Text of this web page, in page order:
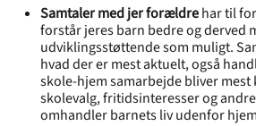
Samtaler med jer forældrehar til
forstår jeres barn bedre og derved
udviklingsstøttende som muligt.
hvad der er mest aktuelt, også
skole-hjem samarbejde bliver
skolevalg, fritidsinteresser og
omhandler barnets liv udenfor